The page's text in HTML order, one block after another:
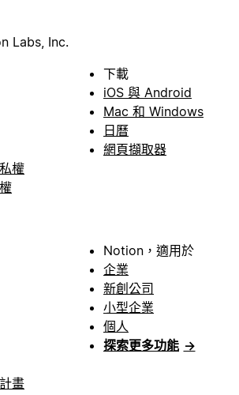
Labs, Inc.
權
下載
iOS 與 Android
Mac 和 Windows
日曆
網頁擷取器
畫
Notion，適用於
企業
新創公司
小型企業
個人
探索更多功能 →